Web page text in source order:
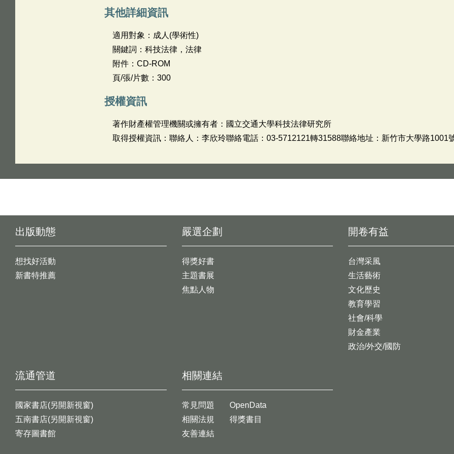
其他詳細資訊
適用對象：成人(學術性)
關鍵詞：科技法律，法律
附件：CD-ROM
頁/張/片數：300
授權資訊
著作財產權管理機關或擁有者：國立交通大學科技法律研究所
取得授權資訊：聯絡人：李欣玲聯絡電話：03-5712121轉31588聯絡地址：新竹市大學路1001
出版動態
想找好活動
新書特推薦
開卷有益
台灣采風
生活藝術
文化歷史
教育學習
社會/科學
財金產業
政治/外交/國防
嚴選企劃
得獎好書
主題書展
焦點人物
流通管道
國家書店(另開新視窗)
五南書店(另開新視窗)
寄存圖書館
相關連結
常見問題
相關法規
友善連結
OpenData
得獎書目